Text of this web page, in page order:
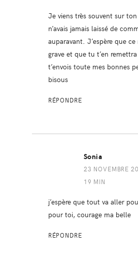
Je viens très souvent sur
n’avais jamais laissé de
auparavant. J’espère que ce
grave et que tu t’en
t’envois toute mes bonnes
bisous
RÉPONDRE
Sonia
23 NOVEMBRE
19 MIN
j’espère que tout va aller
pour toi, courage ma belle
RÉPONDRE